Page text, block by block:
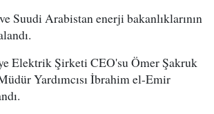
Suudi Arabistan enerji bakanlıklarının
Elektrik Şirketi CEO'su Ömer Şakruk
Yardımcısı İbrahim el-Emir